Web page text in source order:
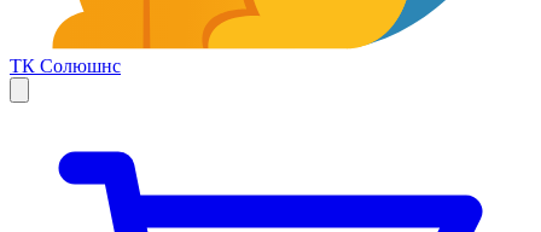
ТК Солюшнс